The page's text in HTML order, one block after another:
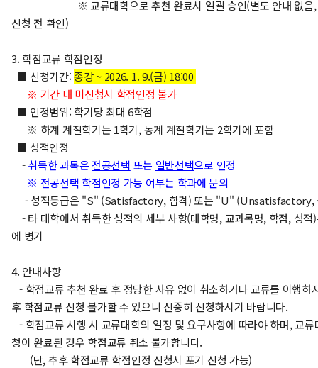
※ 교류대학으로 추천 완료시 일괄 승인(별도 안내 없음,
신청 전 확인)
3. 학점교류 학점인정
■ 신청기간:종강 ~ 2026. 1. 9.(금) 18:00
※ 기간 내 미신청시 학점인정 불가
■ 인정범위: 학기당 최대 6학점
※ 하계 계절학기는 1학기, 동계 계절학기는 2학기에 포함
■ 성적인정
-취득한 과목은 전공선택 또는 일반선택으로 인정
※ 전공선택 학점인정 가능 여부는 학과에 문의
- 성적등급은 "S" (Satisfactory, 합격) 또는 "U" ​(Unsatisfactory,
- 타 대학에서 취득한 성적의 세부 사항(대학명, 교과목명, 학점, 성적
에 병기
4. 안내사항
- 학점교류 추천 완료 후 정당한 사유 없이 취소하거나 교류를 이행하
후 학점교류 신청 불가할 수 있으니 신중히 신청하시기 바랍니다.
- 학점교류 시행 시 교류대학의 일정 및 요구사항에 따라야 하며, 교
청이 완료된 경우 학점교류 취소 불가합니다.
(단, 추후 학점교류 학점인정 신청시 포기 신청 가능)